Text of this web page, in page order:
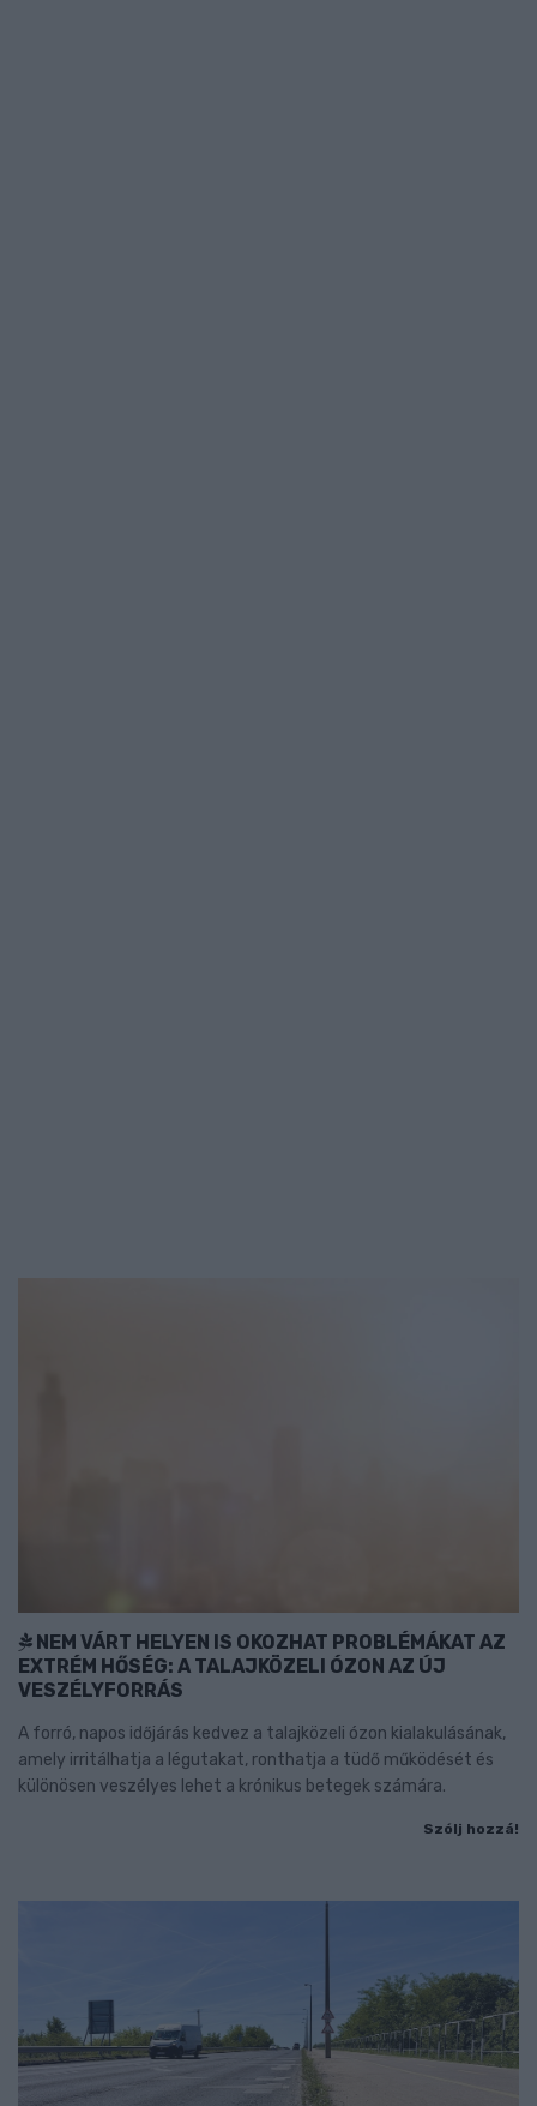
NEM VÁRT HELYEN IS OKOZHAT PROBLÉMÁKAT AZ
EXTRÉM HŐSÉG: A TALAJKÖZELI ÓZON AZ ÚJ
VESZÉLYFORRÁS
A forró, napos időjárás kedvez a talajközeli ózon kialakulásának,
amely irritálhatja a légutakat, ronthatja a tüdő működését és
különösen veszélyes lehet a krónikus betegek számára.
Szólj hozzá!